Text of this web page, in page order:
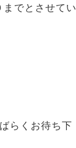
でとさせてい
らくお待ち下